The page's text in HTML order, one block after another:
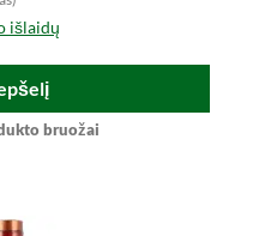
išlaidų
bruožai